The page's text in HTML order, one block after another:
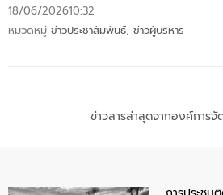
18/06/202610:32
หมวดหมู่ ข่าวประชาสัมพันธ์, ข่าวผู้บริหาร
ข่าวสารล่าสุดจากองค์การจั